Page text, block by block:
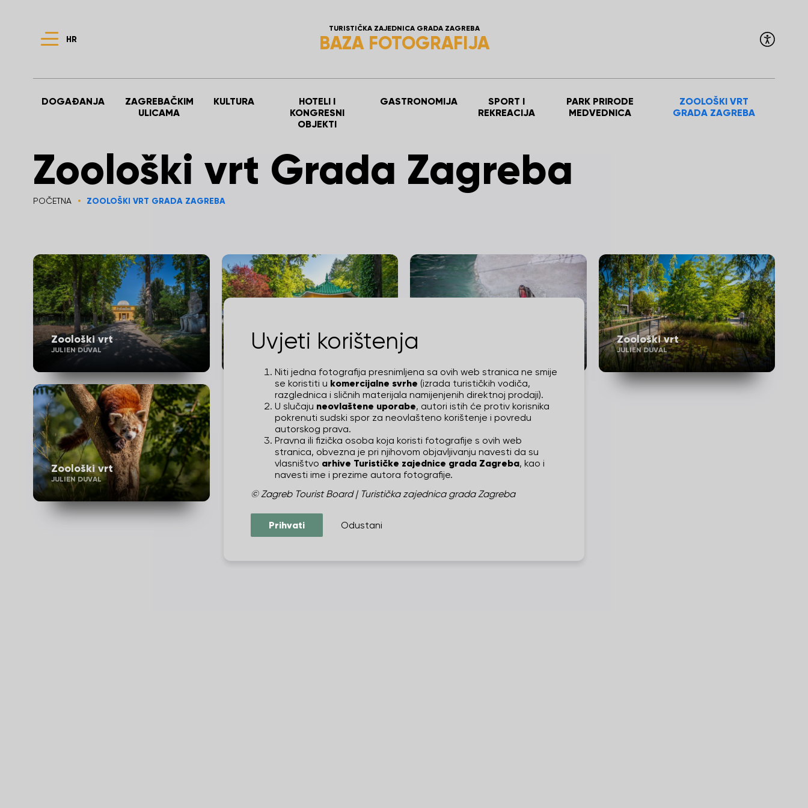
HR
TURISTIČKA ZAJEDNICA GRADA ZAGREBA
BAZA FOTOGRAFIJA
DOGAĐANJA
ZAGREBAČKIM
ULICAMA
KULTURA
HOTELI I
KONGRESNI
OBJEKTI
GASTRONOMIJA
SPORT I
REKREACIJA
PARK PRIRODE
MEDVEDNICA
ZOOLOŠKI VRT
GRADA ZAGREBA
Zoološki vrt Grada Zagreba
POČETNA ZOOLOŠKI VRT GRADA ZAGREBA
Zoološki vrt
JULIEN DUVAL
Zoološki vrt
JULIEN DUVAL
Zoološki vrt
JULIEN DUVAL
Zoološki vrt
JULIEN DUVAL
Uvjeti korištenja
Niti jedna fotografija presnimljena sa ovih web stranica ne smije
se koristiti u komercijalne svrhe (izrada turističkih vodiča,
razglednica i sličnih materijala namijenjenih direktnoj prodaji).
U slučaju neovlaštene uporabe, autori istih će protiv korisnika
pokrenuti sudski spor za neovlašteno korištenje i povredu
autorskog prava.
Pravna ili fizička osoba koja koristi fotografije s ovih web
stranica, obvezna je pri njihovom objavljivanju navesti da su
vlasništvo arhive Turističke zajednice grada Zagreba, kao i
navesti ime i prezime autora fotografije.
© Zagreb Tourist Board | Turistička zajednica grada Zagreba
Prihvati Odustani